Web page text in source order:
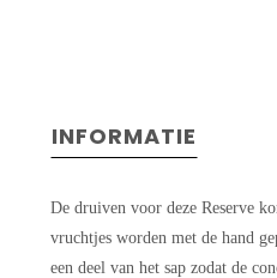
INFORMATIE
De druiven voor deze Reserve
vruchtjes worden met de hand
een deel van het sap zodat de